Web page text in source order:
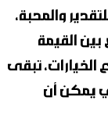
والمحبة،
القيمة
الخيارات، تبقى
يمكن أن